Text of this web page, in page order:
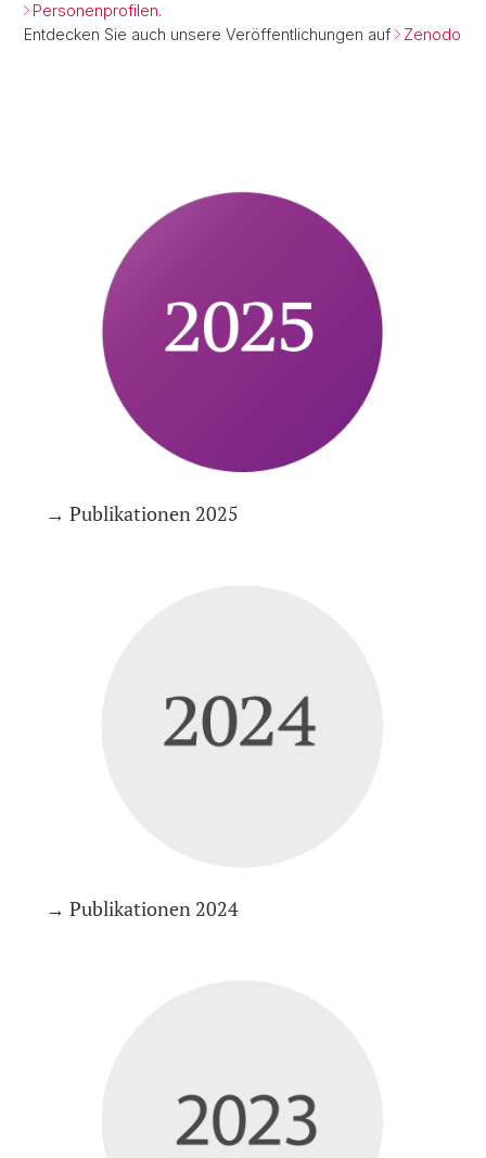
Personenprofilen.
Entdecken Sie auch unsere Veröffentlichungen auf
Zenodo
→ Publikationen 2025
→ Publikationen 2024